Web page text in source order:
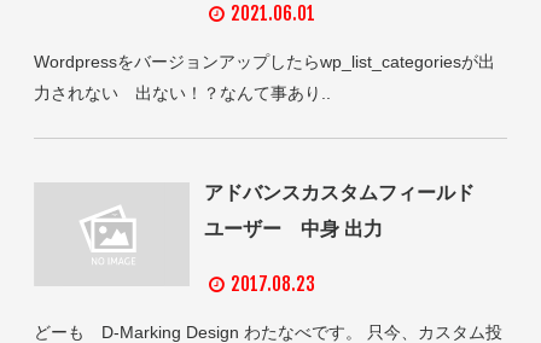
2021.06.01
Wordpressをバージョンアップしたらwp_list_categoriesが出
力されない 出ない！？なんて事あり..
アドバンスカスタムフィールド
ユーザー 中身 出力
2017.08.23
どーも D-Marking Design わたなべです。 只今、カスタム投